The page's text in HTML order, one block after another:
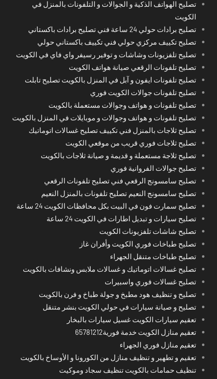
تصليح الهواتف الذكية و الجوالات و التلفونات بالمنزل في
الكويت
تصليح برادات حولي 24 ساعة فني تصليح برادات باكستاني
تصليح تكييف مركزي حولي فني تكييف باكستاني حولي
تصليح تلفزيونات وشاشات و توفير رسيفر واي فاي في الكويت
تصليح تلفونات الرقعي صيانة هواتف الكويت
تصليح تلفونات ايفون و آبل في المنزل بالكويت تصليح تابلت
تصليح تلفونات جوالات الكويت فوري
تصليح تلفونات و هواتف وجوالات مستعملة بالكويت
تصليح تلفونات و هواتف وجوالات و موبايلات في المنزل بالكويت
تصليح ثلاجات بالمنزل فني تكييف تصليح غسالات اتوماتيك
تصليح ثلاجات فوري قريب من موقعي الكويت
تصليح ثلاجة مستعملة و قديمة و صيانة ثلاجات بالكويت
تصليح جوالات الفروانية فوري
تصليح سامسونج الرقعي فني تصليح تلفونات الرقعي
تصليح سامسونج النعيم تصليح تلفونات بالمنزل النعيم
تصليح سمارت فون في البيت بكل محافظات الكويت 24 ساعة
تصليح سيارات و تبديل اطارات في الكويت 24 ساعة
تصليح شاشات تلفزيونات الكويت
تصليح طباخات فوري الكويت وأفران غاز
تصليح طباخات متنقل الجهراء
تصليح غسالات اتوماتيك و غسالات ملابس ونشافات بالكويت
تصليح غسالات فوري واسبيرات
تصليح و تنظيف هود مطبخ و جولة طباخ و فرن بالكويت
تصليح و صيانة سيارات في حولي الكويت بنشر متنقل
تعقيم سيارات الكويت غسيل سيارات بالبخار
تعقيم منازل الكويت خدمة فورية65781212
تعقيم منازل فوري الجهراء
تعقيم و تطهير و تنظيف منازل من الكورونا و الأوساخ بالكويت
تنظيف حمامات بالكويت تنظيف سجاد وموكيت